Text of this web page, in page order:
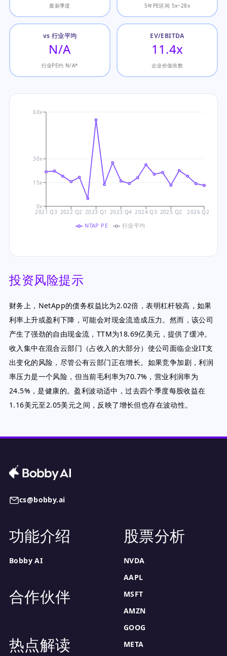
最新季度 5年PE区间 5x~28x
vs 行业平均
N/A
行业PE约 N/A*
EV/EBITDA
11.4x
企业价值倍数
2021 Q3 2022 Q2 2023 Q1 2023 Q4 2024 Q3 2025 Q2 2026 Q2
0x
15x
30x
60x
NTAP PE 行业平均
投资风险提示
财务上，NetApp的债务权益比为2.02倍，表明杠杆较高，如果
利率上升或盈利下降，可能会对现金流造成压力。然而，该公司
产生了强劲的自由现金流，TTM为18.69亿美元，提供了缓冲。
收入集中在混合云部门（占收入的大部分）使公司面临企业IT支
出变化的风险，尽管公有云部门正在增长。如果竞争加剧，利润
率压力是一个风险，但当前毛利率为70.7%，营业利润率为
24.5%，是健康的。盈利波动适中，过去四个季度每股收益在
1.16美元至2.05美元之间，反映了增长但也存在波动性。
cs@bobby.ai
功能介绍
Bobby AI
合作伙伴
热点解读
股票分析
NVDA
AAPL
MSFT
AMZN
GOOG
META